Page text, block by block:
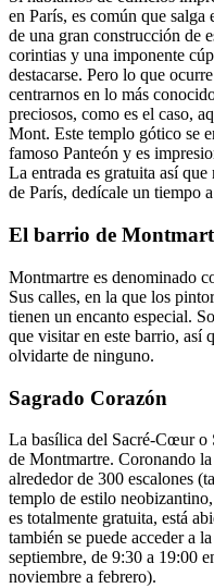
en París, es común que salga
de una gran construcción de
corintias y una imponente
destacarse. Pero lo que
centrarnos en lo más
preciosos, como es el caso,
Mont. Este templo gótico se
famoso Panteón y es
La entrada es gratuita así
de París, dedícale un tiempo
El barrio de
Montmartre es denominado
Sus calles, en la que los
tienen un encanto especial.
que visitar en este barrio, así
olvidarte de ninguno.
Sagrado Corazón
La basílica del Sacré-Cœur o
de Montmartre. Coronando
alrededor de 300 escalones
templo de estilo
es totalmente gratuita, está
también se puede acceder a
septiembre, de 9:30 a 19:00
noviembre a febrero).